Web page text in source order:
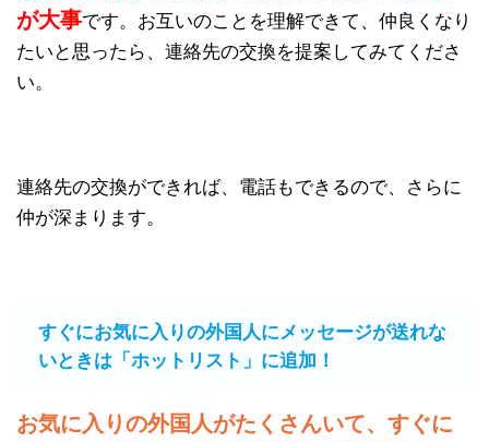
が大事です。お互いのことを理解できて、仲良くなり
たいと思ったら、連絡先の交換を提案してみてくださ
い。
連絡先の交換ができれば、電話もできるので、さらに
仲が深まります。
すぐにお気に入りの外国人にメッセージが送れな
いときは「ホットリスト」に追加！
お気に入りの外国人がたくさんいて、すぐに